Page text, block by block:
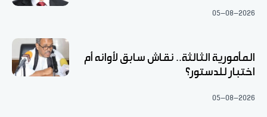
05-08-2026
المأمورية الثالثة.. نقاش سابق لأوانه أم
اختبار للدستور؟
05-08-2026